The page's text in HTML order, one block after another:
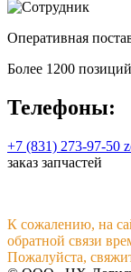
Оперативная
Более 1200
Телефоны:
+7 (831) 273-97-50
заказ запчастей
К сожалению, на
обратной связи
Пожалуйста,